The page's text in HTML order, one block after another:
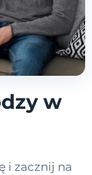
w
i zacznij na